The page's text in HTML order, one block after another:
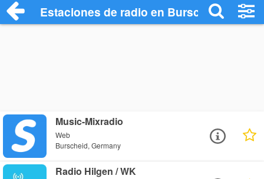
Estaciones de radio en Burscheid -
Music-Mixradio
Web
Burscheid, Germany
Radio Hilgen / WK